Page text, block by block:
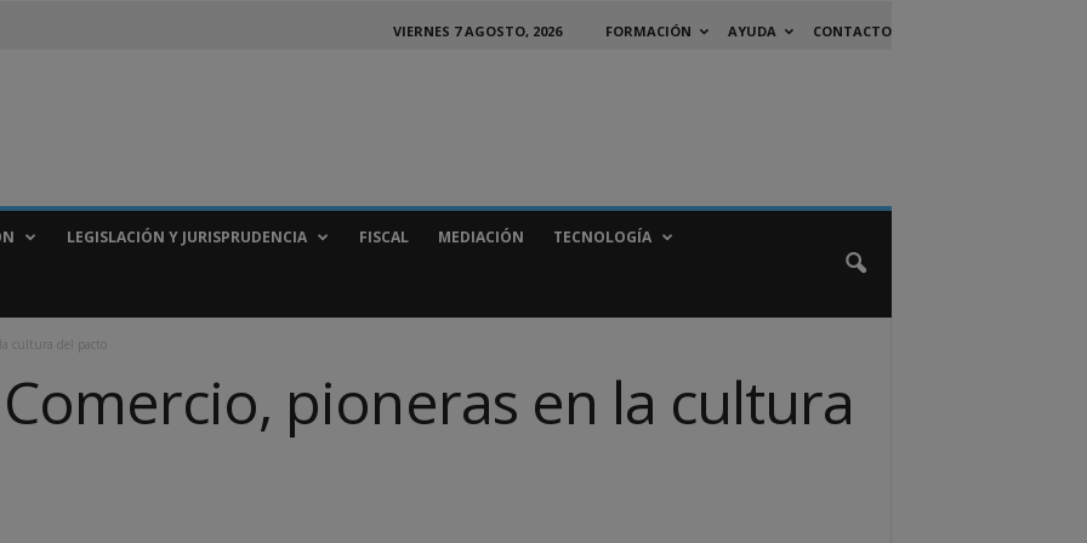
VIERNES 7 AGOSTO, 2026 FORMACIÓN AYUDA CONTACTO
LEGISLACIÓN Y JURISPRUDENCIA FISCAL MEDIACIÓN TECNOLOGÍA
cultura del pacto
pioneras en la cultura